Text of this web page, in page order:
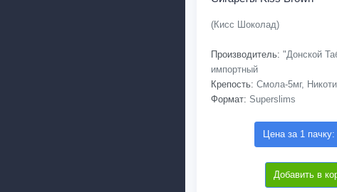
(Кисс Шоколад)
Производитель: "Донской
импортный
Крепость: Смола-5мг,
Формат: Superslims
Цена за 1
Добавить в